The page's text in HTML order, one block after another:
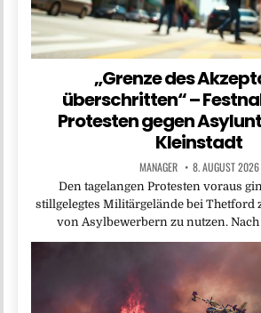
„Grenze des
überschritten“ –
Protesten gegen
Kleinstadt
MANAGER 8. AUGUST 2026
Den tagelangen Protesten voraus
stillgelegtes Militärgelände bei
von Asylbewerbern zu nutzen.